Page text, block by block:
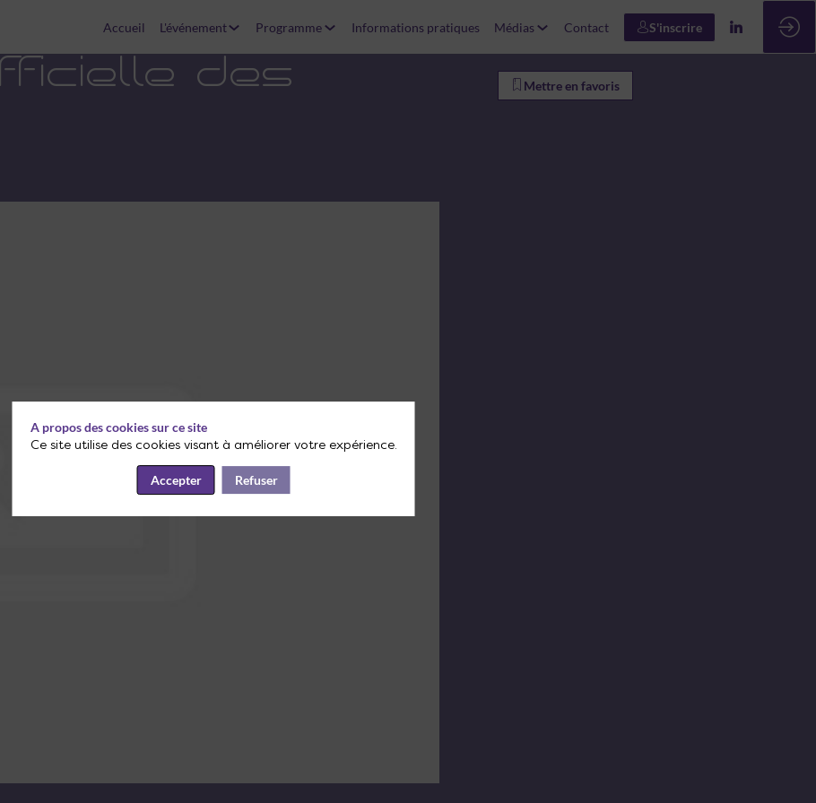
Accueil L'événement Programme Informations pratiques Médias Contact S'inscrire
Mettre en favoris
des
A propos des cookies sur ce site
Ce site utilise des cookies visant à améliorer votre expérience.
Accepter Refuser